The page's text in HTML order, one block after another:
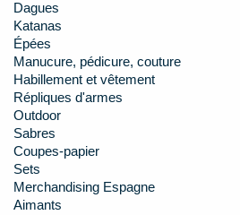
Dagues
Katanas
Épées
Manucure, pédicure, couture
Habillement et vêtement
Répliques d'armes
Outdoor
Sabres
Coupes-papier
Sets
Merchandising Espagne
Aimants